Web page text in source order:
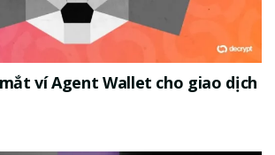
ví Agent Wallet cho giao dịch